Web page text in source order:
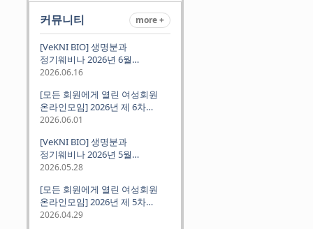
커뮤니티 more +
[VeKNI BIO] 생명분과
정기웨비나 2026년 6월
(2026.06.18 Thu 9:00PM)
2026.06.16
[모든 회원에게 열린 여성회원
온라인모임] 2026년 제 6차
정기모임 (6월 10일 수요일 저녁
2026.06.01
[VeKNI BIO] 생명분과
정기웨비나 2026년 5월
(2026.05.28 Thu 9:00PM)
2026.05.28
[모든 회원에게 열린 여성회원
온라인모임] 2026년 제 5차
정기모임 (5월 12일 화요일 저녁
2026.04.29